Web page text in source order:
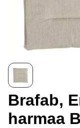
Brafab,
harmaa